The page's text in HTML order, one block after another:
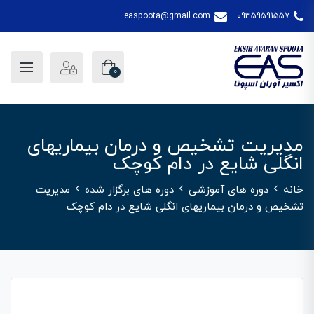
09359591557
easpoota@gmail.com
0
مدیریت تشخیص و درمان بیماریهای
انگلی شایع در دام کوچک
خانه دوره های آموزشی دوره های برگزار شده
مدیریت
تشخیص و درمان بیماریهای انگلی شایع در دام کوچک